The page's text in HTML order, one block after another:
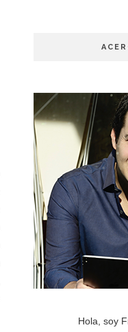
Hola, soy